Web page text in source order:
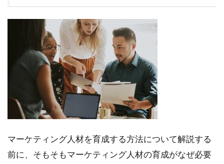
グ
成
が
な2
つ
の
由
1.1
マーケティング人材を育成する方法について解説する
前に、そもそもマーケティング人材の育成がなぜ必要